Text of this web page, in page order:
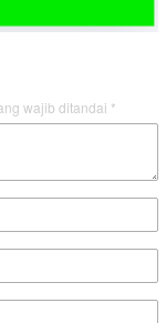
wajib ditandai *